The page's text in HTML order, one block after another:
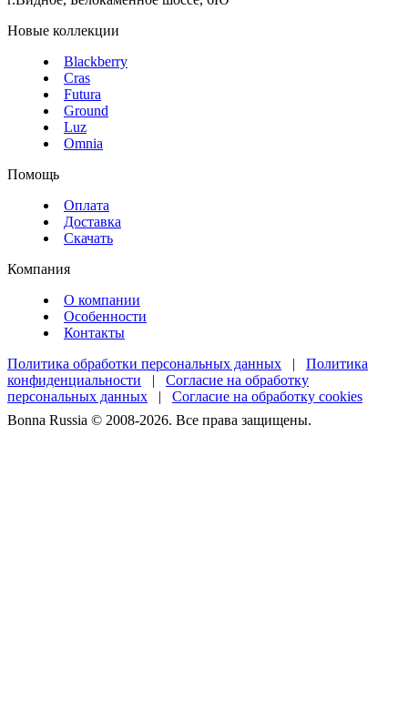
Новые коллекции
Blackberry
Cras
Futura
Ground
Luz
Omnia
Помощь
Оплата
Доставка
Скачать
Компания
О компании
Особенности
Контакты
Политика обработки персональных данных | Политика
конфиденциальности | Согласие на обработку
персональных данных | Согласие на обработку cookies
Bonna Russia © 2008-2026. Все права защищены.